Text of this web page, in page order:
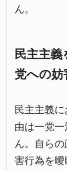
ん。
民主主
党への妨
民主主義
由は一党
ん。自ら
害行為を